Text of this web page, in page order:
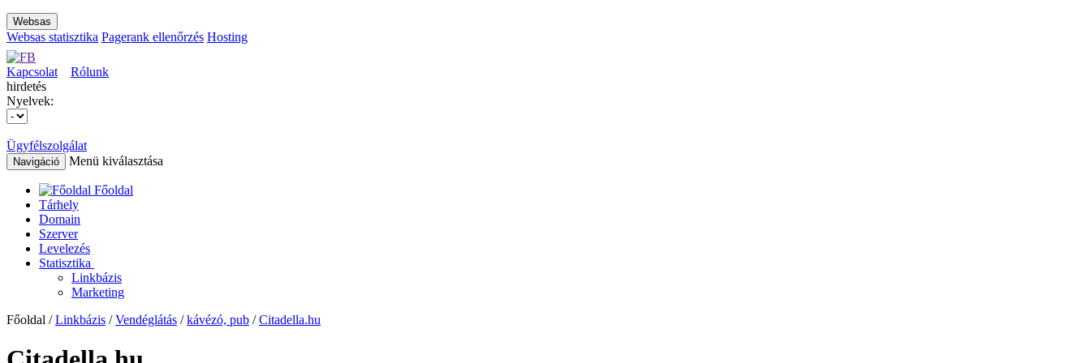
Websas
Websas statisztika Pagerank ellenőrzés Hosting
Kapcsolat
Rólunk
hirdetés
Nyelvek:
Ügyfélszolgálat
Navigáció Menü kiválasztása
Főoldal
Tárhely
Domain
Szerver
Levelezés
Statisztika
Linkbázis
Marketing
Főoldal /Linkbázis /Vendéglátás /kávézó, pub /Citadella.hu